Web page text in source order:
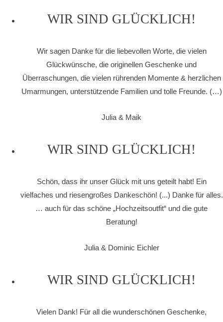
WIR SIND GLÜCKLICH!
Wir sagen Danke für die liebevollen Worte, die vielen
Glückwünsche, die originellen Geschenke und
Überraschungen, die vielen rührenden Momente & herzlichen
Umarmungen, unterstützende Familien und tolle Freunde. (…)
Julia & Maik
WIR SIND GLÜCKLICH!
Schön, dass ihr unser Glück mit uns geteilt habt! Ein
vielfaches und riesengroßes Dankeschön! (...) Danke für alles.
… auch für das schöne „Hochzeitsoutfit“ und die gute
Beratung!
Julia & Dominic Eichler
WIR SIND GLÜCKLICH!
Vielen Dank! Für all die wunderschönen Geschenke,